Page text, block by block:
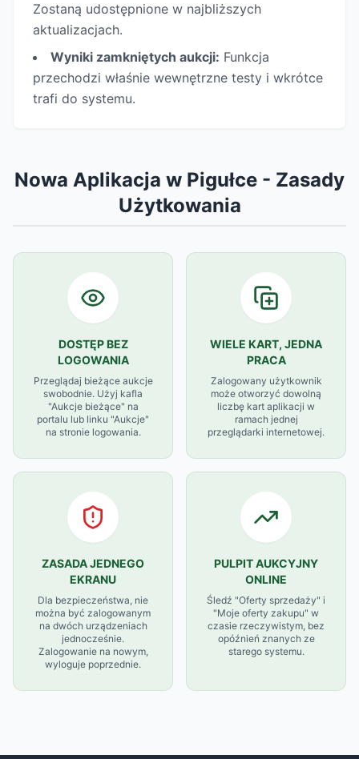
Zostaną udostępnione w najbliższych
aktualizacjach.
Wyniki zamkniętych aukcji: Funkcja
przechodzi właśnie wewnętrzne testy i wkrótce
trafi do systemu.
Nowa Aplikacja w Pigułce - Zasady
Użytkowania
DOSTĘP BEZ
LOGOWANIA
Przeglądaj bieżące aukcje
swobodnie. Użyj kafla
"Aukcje bieżące" na
portalu lub linku "Aukcje"
na stronie logowania.
WIELE KART, JEDNA
PRACA
Zalogowany użytkownik
może otworzyć dowolną
liczbę kart aplikacji w
ramach jednej
przeglądarki internetowej.
ZASADA JEDNEGO
EKRANU
Dla bezpieczeństwa, nie
można być zalogowanym
na dwóch urządzeniach
jednocześnie.
Zalogowanie na nowym,
wyloguje poprzednie.
PULPIT AUKCYJNY
ONLINE
Śledź "Oferty sprzedaży" i
"Moje oferty zakupu" w
czasie rzeczywistym, bez
opóźnień znanych ze
starego systemu.